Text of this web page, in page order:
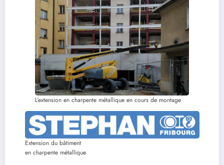
L’extension en charpente métallique en cours de montage
Extension du bâtiment
en charpente métallique